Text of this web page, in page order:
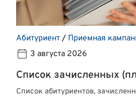
Абитуриент / Приемная
3 августа 2026
Список зачисленных
Список абитуриентов,